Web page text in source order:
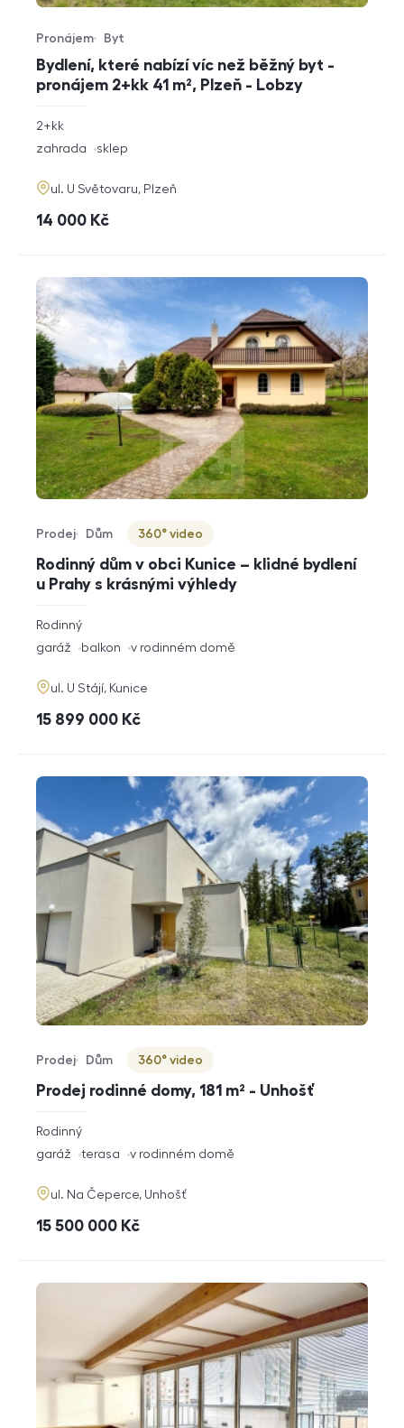
Bydlení, které nabízí víc než běžný byt -
pronájem 2+kk 41 m², Plzeň - Lobzy
Typ nabídky
Pronájem
Typ nemovitosti
Byt
rozměry
2+kk
funkce
zahrada sklep
adresa
ul. U Světovaru, Plzeň
cena
14 000 Kč
Rodinný dům v obci Kunice – klidné bydlení
u Prahy s krásnými výhledy
Typ nabídky
Prodej
Typ nemovitosti
Dům
Virtuální prohlídka
360° video
rozměry
dispozice
Rodinný
funkce
garáž balkon v rodinném domě
adresa
ul. U Stájí, Kunice
cena
15 899 000 Kč
Prodej rodinné domy, 181 m² - Unhošť
Typ nabídky
Prodej
Typ nemovitosti
Dům
Virtuální prohlídka
360° video
rozměry
dispozice
Rodinný
funkce
garáž terasa v rodinném domě
adresa
ul. Na Čeperce, Unhošť
cena
15 500 000 Kč